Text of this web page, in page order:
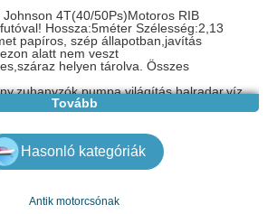
Johnson 4T(40/50Ps)Motoros RIB
Hossza:5méter Szélesség:2,13
papíros, szép állapotban,javítás
alatt nem veszt
helyen tárolva. Összes
220v inverter. Motor:Johnson 4T
évjàratú. Szezonra
tartály. Utánfutó:Ellebi 520 750kg
Új gumik,fékek,pótkerék.
Tovább
Hasonló kategóriák
Antik motorcsónak